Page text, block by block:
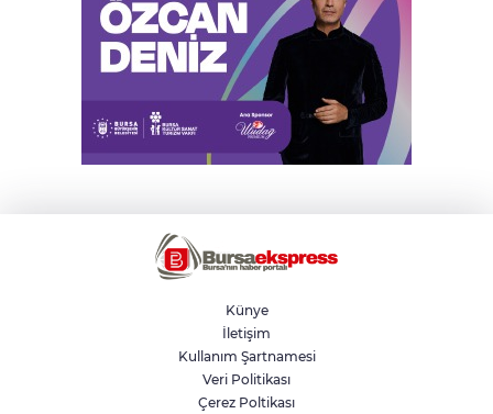
Künye
İletişim
Kullanım Şartnamesi
Veri Politikası
Çerez Poltikası